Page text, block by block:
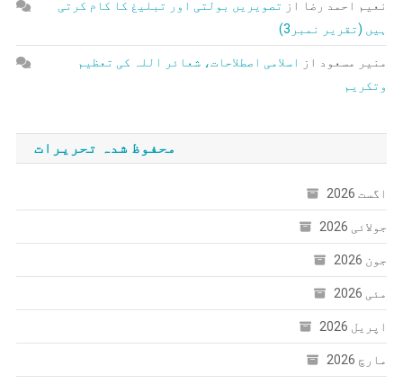
نعیم احمد رضا از تصویریں بولتی اور تبلیغ کا کام کرتی
ہیں (تقریر نمبر3)
منیر مسعود از
اسلامی اصطلاحات، شعائر اللہ کی تعظیم
وتکریم
محفوظ شدہ تحریرات
اگست 2026
جولائی 2026
جون 2026
مئی 2026
اپریل 2026
مارچ 2026